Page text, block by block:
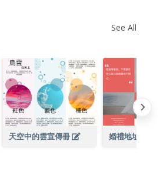
See All
天空中的雲宣傳冊 婚禮地址傳單